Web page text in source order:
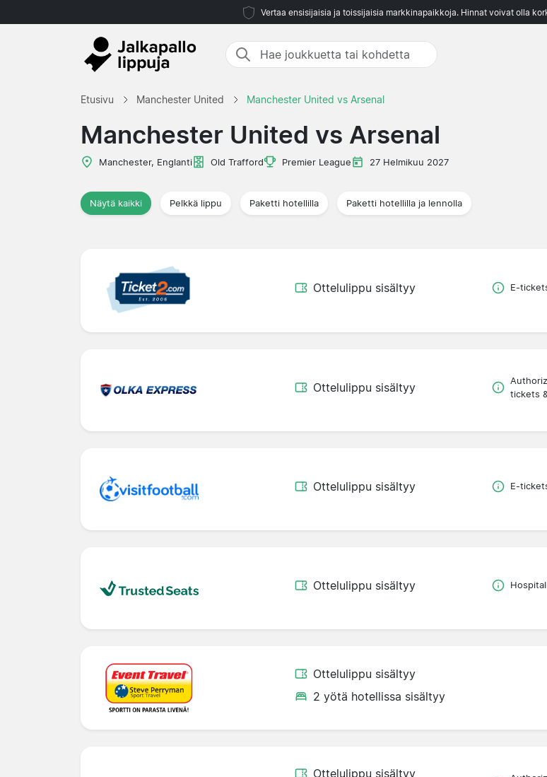
Vertaa ensisijaisia ja toissijaisia markkinapaikkoja. Hinnat voivat olla
Etusivu Manchester United Manchester United vs Arsenal
Manchester United vs Arsenal
Manchester, Englanti Old Trafford Premier League 27 Helmikuu 2027
Näytä kaikki Pelkkä lippu Paketti hotellilla Paketti hotellilla ja lennolla
Ottelulippu sisältyy E-
Ottelulippu sisältyy
tickets
Ottelulippu sisältyy E-
Ottelulippu sisältyy
Ottelulippu sisältyy
2 yötä hotellissa sisältyy
Ottelulippu sisältyy